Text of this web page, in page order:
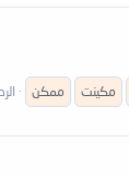
مكينت ممكن